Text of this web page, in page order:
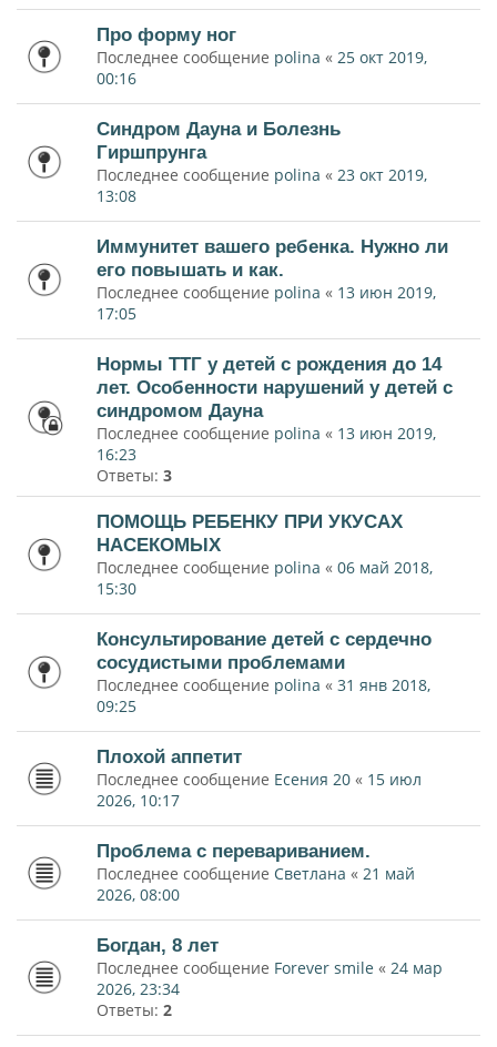
Про форму ног
Последнее сообщение polina « 25 окт 2019,
00:16
Синдром Дауна и Болезнь
Гиршпрунга
Последнее сообщение polina « 23 окт 2019,
13:08
Иммунитет вашего ребенка. Нужно ли
его повышать и как.
Последнее сообщение polina « 13 июн 2019,
17:05
Нормы ТТГ у детей с рождения до 14
лет. Особенности нарушений у детей с
синдромом Дауна
Последнее сообщение polina « 13 июн 2019,
16:23
Ответы: 3
ПОМОЩЬ РЕБЕНКУ ПРИ УКУСАХ
НАСЕКОМЫХ
Последнее сообщение polina « 06 май 2018,
15:30
Консультирование детей с сердечно
сосудистыми проблемами
Последнее сообщение polina « 31 янв 2018,
09:25
Плохой аппетит
Последнее сообщение Есения 20 « 15 июл
2026, 10:17
Проблема с перевариванием.
Последнее сообщение Светлана « 21 май
2026, 08:00
Богдан, 8 лет
Последнее сообщение Forever smile « 24 мар
2026, 23:34
Ответы: 2